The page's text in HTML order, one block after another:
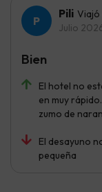
Pili Viajó
Julio
El hotel no
en muy
zumo de
El desayuno
pequeña
Bien